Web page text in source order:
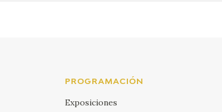
PROGRAMACIÓN
Exposiciones